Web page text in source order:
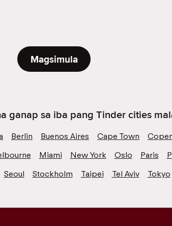
Magsimula
ganap sa iba pang Tinder cities
Berlin Buenos Aires Cape Town
Miami New York Oslo Paris
Seoul Stockholm Taipei Tel Aviv Tokyo